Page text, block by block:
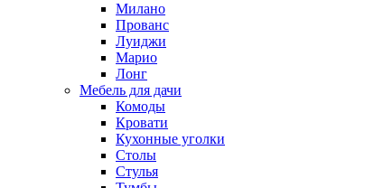
Милано
Прованс
Луиджи
Марио
Лонг
Мебель для дачи
Комоды
Кровати
Кухонные уголки
Столы
Стулья